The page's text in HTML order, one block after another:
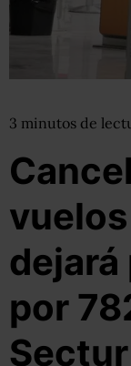
3 minutos de
dejará
por
Sectur